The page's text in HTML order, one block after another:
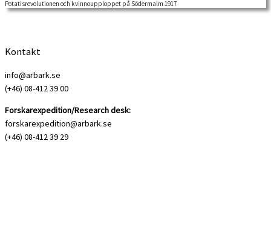
Socialistiskt forum. Seminarie med Håkan Blomqvist
Potatisrevolutionen och kvinnoupploppet på Södermalm 1917
Kontakt
info@arbark.se
(+46) 08-412 39 00
Forskarexpedition/Research desk:
forskarexpedition@arbark.se
(+46) 08-412 39 29